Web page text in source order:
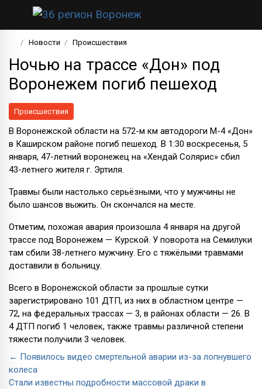
Новости Происшествия
Ночью на трассе «Дон» под
Воронежем погиб пешеход
Происшествия
В Воронежской области на 572-м км автодороги М-4 «Дон»
в Каширском районе погиб пешеход. В 1:30 воскресенья, 5
января, 47-летний воронежец на «Хендай Солярис» сбил
43-летнего жителя г. Эртиля.
Травмы были настолько серьёзными, что у мужчины не
было шансов выжить. Он скончался на месте.
Отметим, похожая авария произошла 4 января на другой
трассе под Воронежем — Курской. У поворота на Семилуки
там сбили 38-летнего мужчину. Его с тяжёлыми травмами
доставили в больницу.
Всего в Воронежской области за прошлые сутки
зарегистрировано 101 ДТП, из них в областном центре —
72, на федеральных трассах — 3, в районах области — 26. В
4 ДТП погиб 1 человек, также травмы различной степени
тяжести получили 3 человек.
← Появилось видео смертельной аварии из-за лопнувшего
колеса
Стали известны подробности массовой драки в